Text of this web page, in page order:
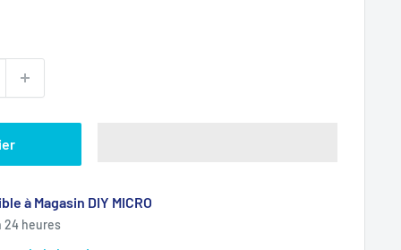
à Magasin DIY MICRO
24 heures